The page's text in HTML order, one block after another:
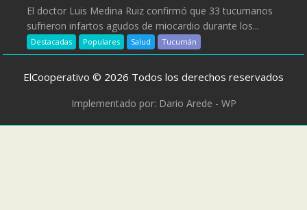
El doctor Luis Medina Ruiz confirmó que 33 tucumanos
sufrieron infartos agudos de miocardio durante los...
Destacadas Populares Salud Tucumán
ElCooperativo © 2026 Todos los derechos reservados